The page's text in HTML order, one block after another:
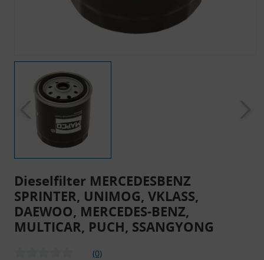
Dieselfilter MERCEDESBENZ
SPRINTER, UNIMOG, VKLASS,
DAEWOO, MERCEDES-BENZ,
MULTICAR, PUCH, SSANGYONG
(0)